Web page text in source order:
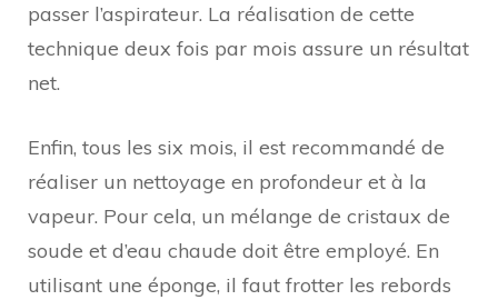
passer l’aspirateur. La réalisation de cette
technique deux fois par mois assure un résultat
net.
Enfin, tous les six mois, il est recommandé de
réaliser un nettoyage en profondeur et à la
vapeur. Pour cela, un mélange de cristaux de
soude et d’eau chaude doit être employé. En
utilisant une éponge, il faut frotter les rebords